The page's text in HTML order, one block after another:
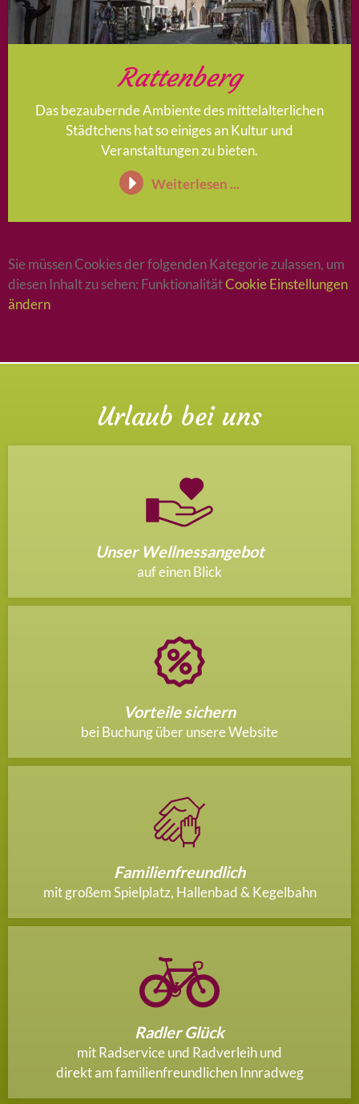
Rattenberg
Das bezaubernde Ambiente des mittelalterlichen
Städtchens hat so einiges an Kultur und
Veranstaltungen zu bieten.
Weiterlesen ...
Sie müssen Cookies der folgenden Kategorie zulassen, um
diesen Inhalt zu sehen: FunktionalitätCookie Einstellungen
ändern
Urlaub bei uns
Unser Wellnessangebot
auf einen Blick
Vorteile sichern
bei Buchung über unsere Website
Familienfreundlich
mit großem Spielplatz, Hallenbad & Kegelbahn
Radler Glück
mit Radservice und Radverleih und
direkt am familienfreundlichen Innradweg